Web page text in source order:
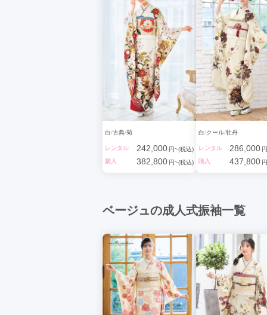
白 古典 菊
レンタル 242,000 円~(税込)
購入
382,800 円~(税込)
白 クール 牡丹
レンタル 286,000
購入
437,800
ベージュの成人式振袖一覧